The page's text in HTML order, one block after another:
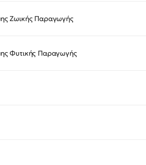
Ζωικής Παραγωγής
Φυτικής Παραγωγής